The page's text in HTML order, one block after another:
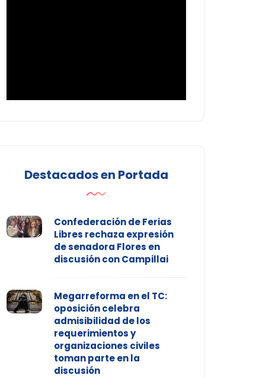
Destacados en Portada
Confederación de Ferias
Libres rechaza expresión
de senadora Flores en
discusión con Campillai
Megarreforma en el TC:
oposición celebra
admisibilidad de los
requerimientos y
organizaciones civiles
toman parte en la
discusión